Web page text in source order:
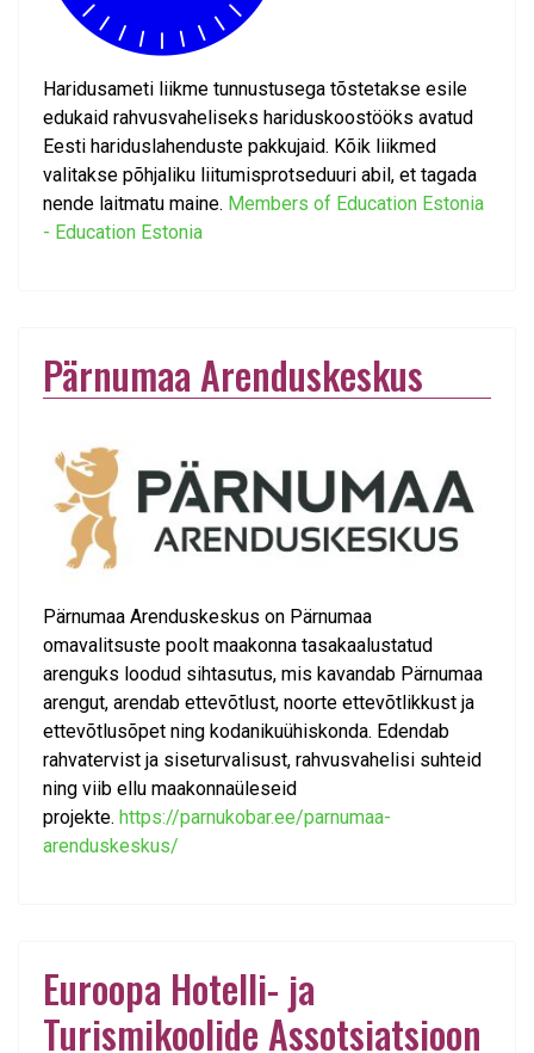
Haridusameti liikme tunnustusega tõstetakse esile
edukaid rahvusvaheliseks hariduskoostööks avatud
Eesti hariduslahenduste pakkujaid. Kõik liikmed
valitakse põhjaliku liitumisprotseduuri abil, et tagada
nende laitmatu maine. Members of Education Estonia
- Education Estonia
Pärnumaa Arenduskeskus
Pärnumaa Arenduskeskus on Pärnumaa
omavalitsuste poolt maakonna tasakaalustatud
arenguks loodud sihtasutus, mis kavandab Pärnumaa
arengut, arendab ettevõtlust, noorte ettevõtlikkust ja
ettevõtlusõpet ning kodanikuühiskonda. Edendab
rahvatervist ja siseturvalisust, rahvusvahelisi suhteid
ning viib ellu maakonnaüleseid
projekte. https://parnukobar.ee/parnumaa-
arenduskeskus/
Euroopa Hotelli- ja
Turismikoolide Assotsiatsioon